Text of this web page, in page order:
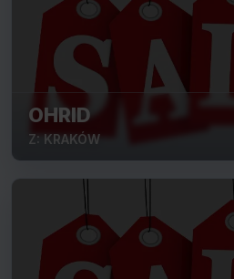
OHRID
Z: KRAKÓW